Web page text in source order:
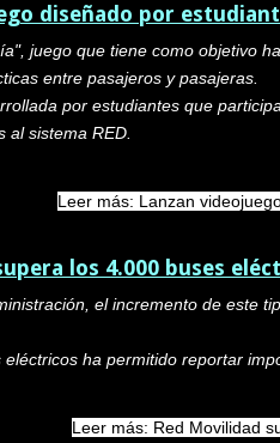
diseñado por
", juego que tiene como objetivo
entre pasajeros y pasajeras.
por estudiantes que
al sistema RED.
Leer más: Lanzan
los 4.000 buses
el incremento de este
ha permitido reportar
Leer más: Red Movilidad